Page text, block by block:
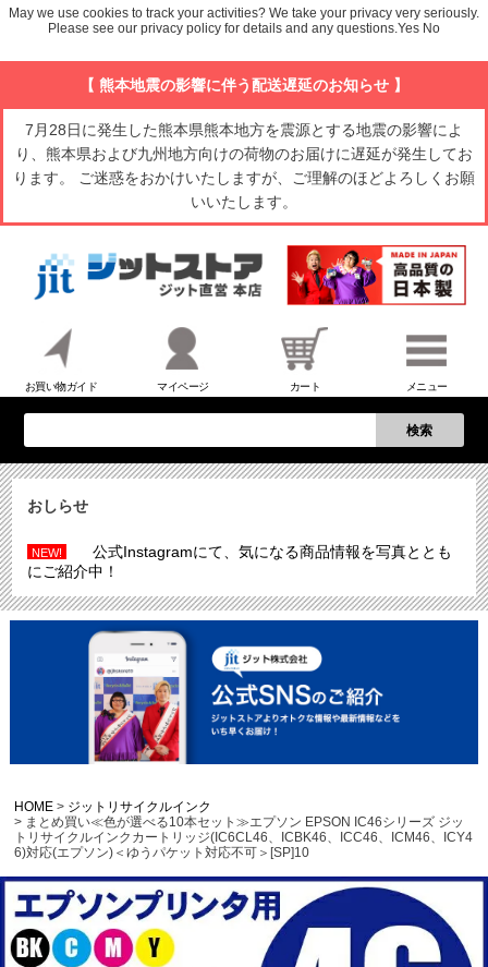
【 熊本地震の影響に伴う配送遅延のお知らせ 】
7月28日に発生した熊本県熊本地方を震源とする地震の影響によ
り、熊本県および九州地方向けの荷物のお届けに遅延が発生してお
ります。 ご迷惑をおかけいたしますが、ご理解のほどよろしくお願
いいたします。
お買い物ガイド マイページ カート メニュー
検索
おしらせ
NEW!
公式Instagramにて、気になる商品情報を写真ととも
にご紹介中！
HOME
ジットリサイクルインク
まとめ買い≪色が選べる10本セット≫エプソン EPSON IC46シリーズ ジッ
トリサイクルインクカートリッジ(IC6CL46、ICBK46、ICC46、ICM46、ICY4
6)対応(エプソン)＜ゆうパケット対応不可＞[SP]10
May we use cookies to track your activities? We take your privacy very seriously.
Please see our privacy policy for details and any questions.Yes No